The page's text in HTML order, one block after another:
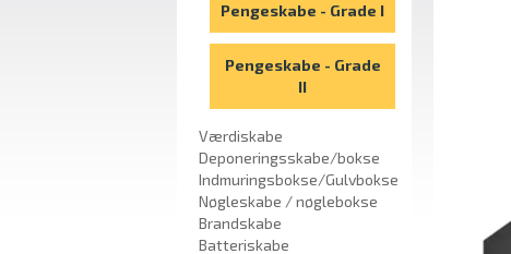
Pengeskabe - Grade I
Pengeskabe - Grade
II
Værdiskabe
Deponeringsskabe/bokse
Indmuringsbokse/Gulvbokse
Nøgleskabe / nøglebokse
Brandskabe
Batteriskabe